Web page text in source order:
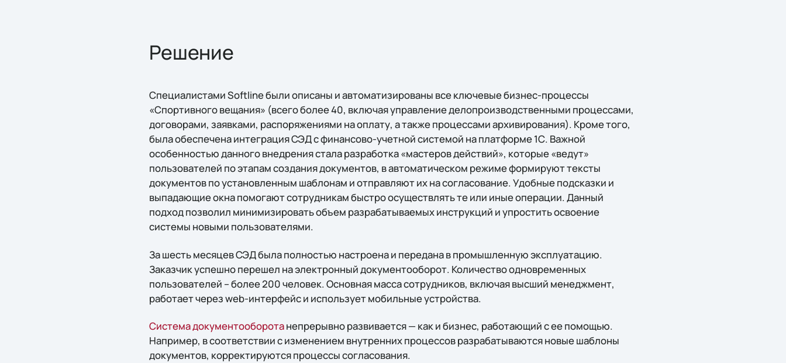
Решение
Специалистами Softline были описаны и автоматизированы все ключевые бизнес-процессы
«Спортивного вещания» (всего более 40, включая управление делопроизводственными процессами,
договорами, заявками, распоряжениями на оплату, а также процессами архивирования). Кроме того,
была обеспечена интеграция СЭД с финансово-учетной системой на платформе 1С. Важной
особенностью данного внедрения стала разработка «мастеров действий», которые «ведут»
пользователей по этапам создания документов, в автоматическом режиме формируют тексты
документов по установленным шаблонам и отправляют их на согласование. Удобные подсказки и
выпадающие окна помогают сотрудникам быстро осуществлять те или иные операции. Данный
подход позволил минимизировать объем разрабатываемых инструкций и упростить освоение
системы новыми пользователями.
За шесть месяцев СЭД была полностью настроена и передана в промышленную эксплуатацию.
Заказчик успешно перешел на электронный документооборот. Количество одновременных
пользователей – более 200 человек. Основная масса сотрудников, включая высший менеджмент,
работает через web-интерфейс и использует мобильные устройства.
Система документооборотанепрерывно развивается — как и бизнес, работающий с ее помощью.
Например, в соответствии с изменением внутренних процессов разрабатываются новые шаблоны
документов, корректируются процессы согласования.